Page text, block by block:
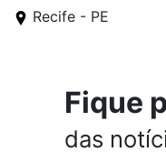
Recife - PE
Fique
das